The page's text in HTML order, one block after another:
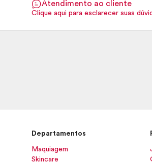
Atendimento ao cliente
Clique aqui para esclarecer suas
Departamentos
Maquiagem
Skincare